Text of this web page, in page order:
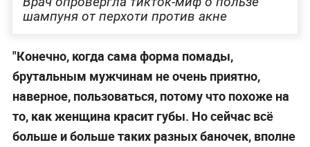
шампуня от перхоти против акне
"Конечно, когда сама форма помады,
брутальным мужчинам не очень приятно,
наверное, пользоваться, потому что похоже на
то, как женщина красит губы. Но сейчас всё
больше и больше таких разных баночек, вполне